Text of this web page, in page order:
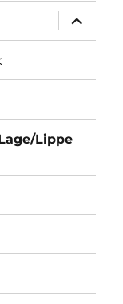
öffnen
Lippe